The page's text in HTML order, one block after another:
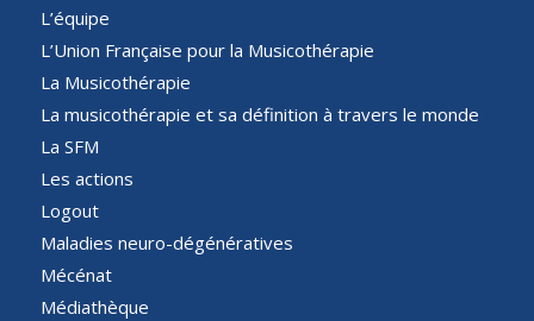
L’équipe
L’Union Française pour la Musicothérapie
La Musicothérapie
La musicothérapie et sa définition à travers le monde
La SFM
Les actions
Logout
Maladies neuro-dégénératives
Mécénat
Médiathèque